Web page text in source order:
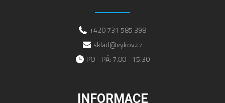
+420 731 585 398
sklad@vykov.cz
PO - PÁ: 7.00 - 15.30
INFORMACE